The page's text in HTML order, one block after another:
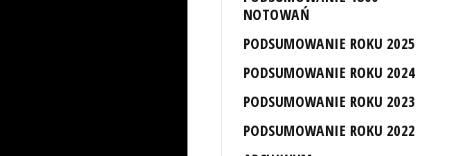
NOTOWAŃ
PODSUMOWANIE ROKU 2025
PODSUMOWANIE ROKU 2024
PODSUMOWANIE ROKU 2023
PODSUMOWANIE ROKU 2022